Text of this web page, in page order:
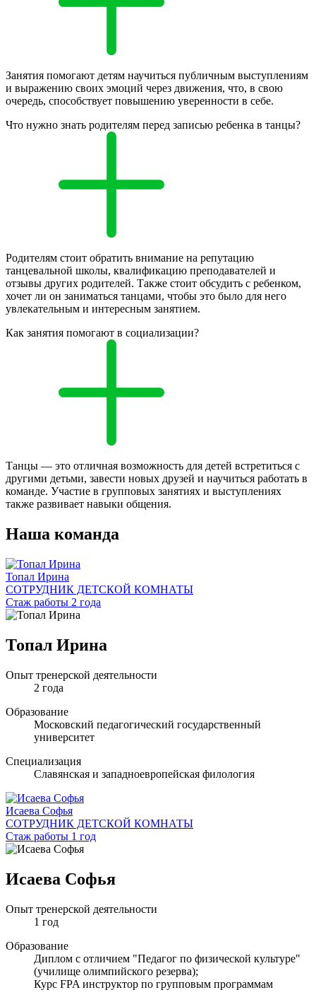
Занятия помогают детям научиться публичным выступлениям
и выражению своих эмоций через движения, что, в свою
очередь, способствует повышению уверенности в себе.
Что нужно знать родителям перед записью ребенка в танцы?
Родителям стоит обратить внимание на репутацию
танцевальной школы, квалификацию преподавателей и
отзывы других родителей. Также стоит обсудить с ребенком,
хочет ли он заниматься танцами, чтобы это было для него
увлекательным и интересным занятием.
Как занятия помогают в социализации?
Танцы — это отличная возможность для детей встретиться с
другими детьми, завести новых друзей и научиться работать в
команде. Участие в групповых занятиях и выступлениях
также развивает навыки общения.
Наша команда
Топал Ирина
СОТРУДНИК ДЕТСКОЙ КОМНАТЫ
Стаж работы 2 года
Топал Ирина
Опыт тренерской деятельности
2 года
Образование
Московский педагогический государственный
университет
Специализация
Славянская и западноевропейская филология
Исаева Софья
СОТРУДНИК ДЕТСКОЙ КОМНАТЫ
Стаж работы 1 год
Исаева Софья
Опыт тренерской деятельности
1 год
Образование
Диплом с отличием "Педагог по физической культуре"
(училище олимпийского резерва);
Курс FPA инструктор по групповым программам